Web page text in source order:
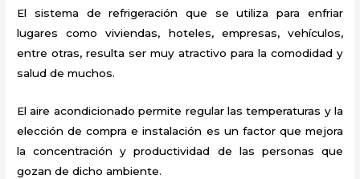
El sistema de refrigeración que se utiliza para enfriar
lugares como viviendas, hoteles, empresas, vehículos,
entre otras, resulta ser muy atractivo para la comodidad y
salud de muchos.
El aire acondicionado permite regular las temperaturas y la
elección de compra e instalación es un factor que mejora
la concentración y productividad de las personas que
gozan de dicho ambiente.